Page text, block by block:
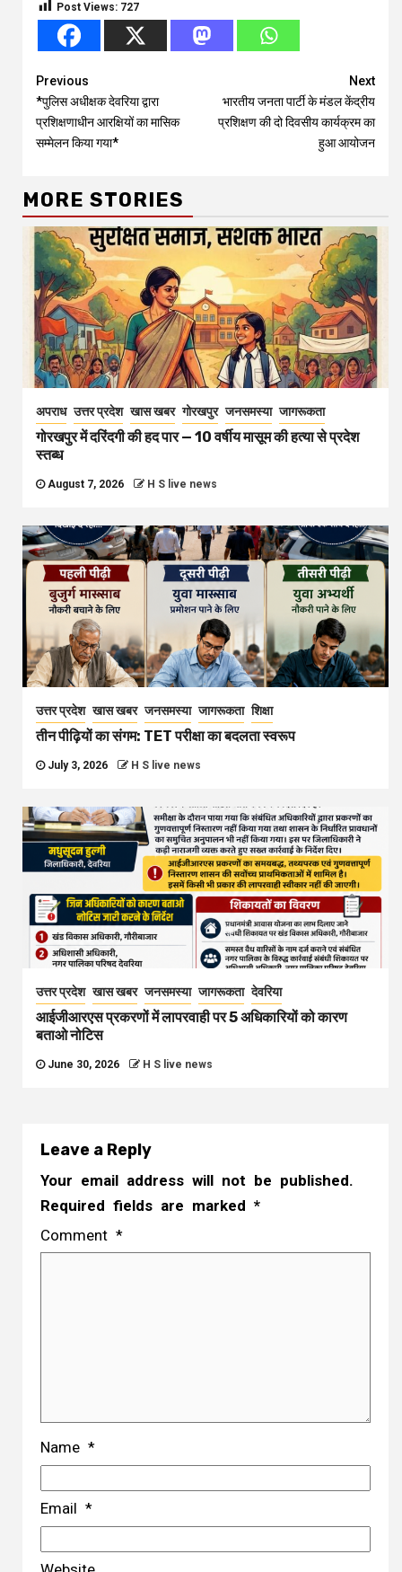
Post Views: 727
Continue
Reading
Previous
*पुलिस अधीक्षक देवरिया द्वारा
प्रशिक्षणाधीन आरक्षियों का मासिक
सम्मेलन किया गया*
Next
भारतीय जनता पार्टी के मंडल केंद्रीय
प्रशिक्षण की दो दिवसीय कार्यक्रम का
हुआ आयोजन
MORE STORIES
अपराध उत्तर प्रदेश खास खबर गोरखपुर जनसमस्या जागरूकता
गोरखपुर में दरिंदगी की हद पार — 10 वर्षीय मासूम की हत्या से प्रदेश
स्तब्ध
August 7, 2026 H S live news
उत्तर प्रदेश खास खबर जनसमस्या जागरूकता शिक्षा
तीन पीढ़ियों का संगम: TET परीक्षा का बदलता स्वरूप
July 3, 2026 H S live news
उत्तर प्रदेश खास खबर जनसमस्या जागरूकता देवरिया
आईजीआरएस प्रकरणों में लापरवाही पर 5 अधिकारियों को कारण
बताओ नोटिस
June 30, 2026 H S live news
Leave a Reply
Your email address will not be published.
Required fields are marked *
Comment *
Name *
Email *